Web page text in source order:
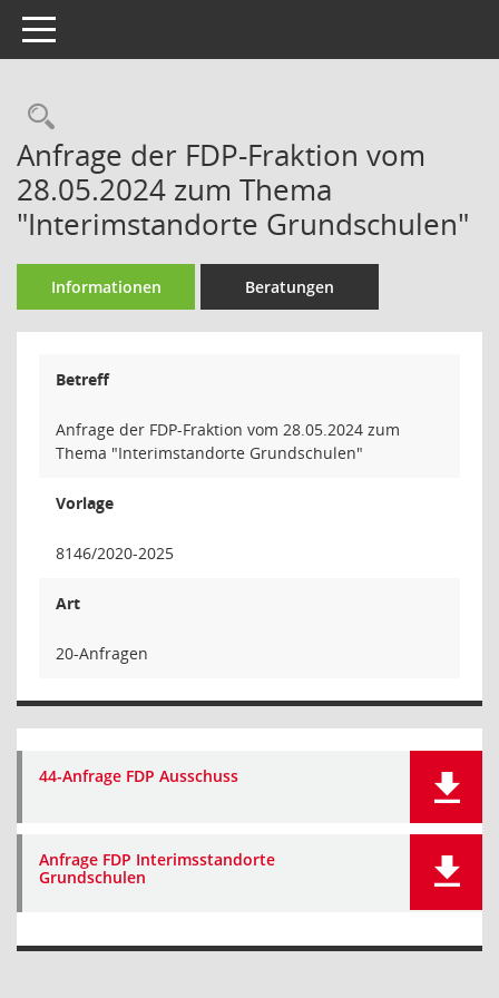
Toggle navigation
Rechercheauswahl
Anfrage der FDP-Fraktion vom
28.05.2024 zum Thema
"Interimstandorte Grundschulen"
Informationen Beratungen
Betreff
Anfrage der FDP-Fraktion vom 28.05.2024 zum
Thema "Interimstandorte Grundschulen"
Vorlage
8146/2020-2025
Art
20-Anfragen
44-Anfrage FDP Ausschuss
Anfrage FDP Interimsstandorte
Grundschulen